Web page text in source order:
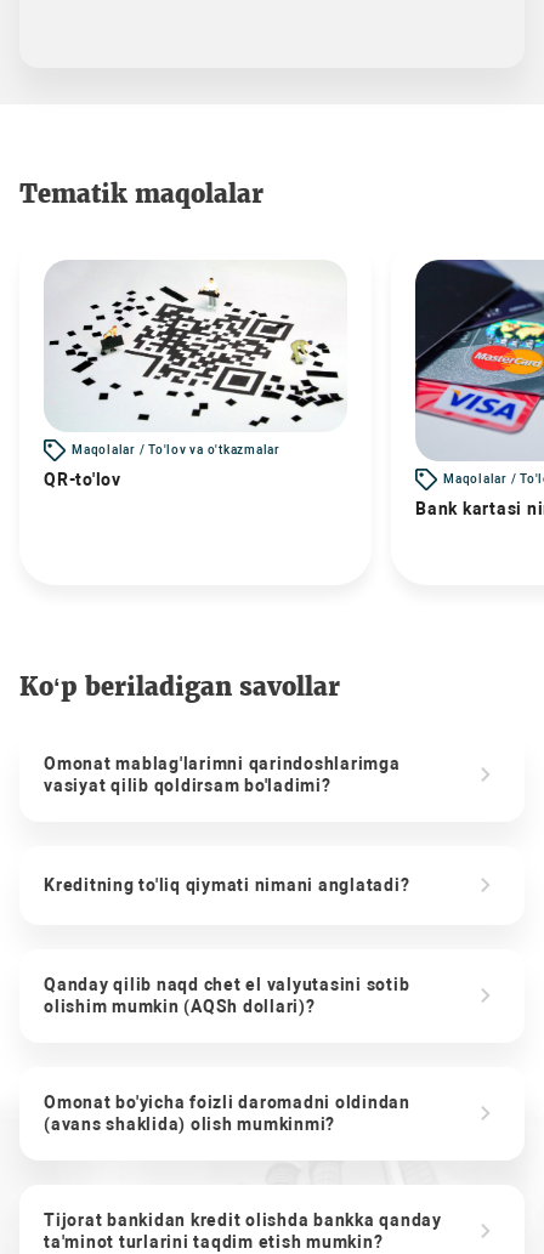
Tematik maqolalar
Maqolalar / To'lov va o'tkazmalar
QR-to'lov Maqolalar /
Bank kartasi
Ko‘p beriladigan savollar
Omonat mablag'larimni qarindoshlarimga
vasiyat qilib qoldirsam bo'ladimi?
Kreditning to'liq qiymati nimani anglatadi?
Qanday qilib naqd chet el valyutasini sotib
olishim mumkin (AQSh dollari)?
Omonat bo'yicha foizli daromadni oldindan
(avans shaklida) olish mumkinmi?
Tijorat bankidan kredit olishda bankka qanday
ta'minot turlarini taqdim etish mumkin?